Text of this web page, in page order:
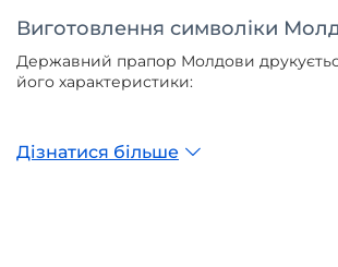
Виготовлення символіки
Державний прапор Молдови
його характеристики:
Дізнатися більше